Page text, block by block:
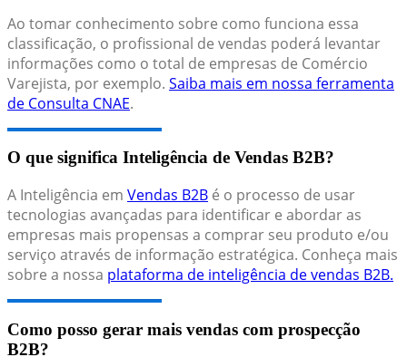
Ao tomar conhecimento sobre como funciona essa
classificação, o profissional de vendas poderá levantar
informações como o total de empresas de Comércio
Varejista, por exemplo. Saiba mais em nossa ferramenta
de Consulta CNAE.
O que significa Inteligência de Vendas B2B?
A Inteligência em Vendas B2B é o processo de usar
tecnologias avançadas para identificar e abordar as
empresas mais propensas a comprar seu produto e/ou
serviço através de informação estratégica. Conheça mais
sobre a nossa plataforma de inteligência de vendas B2B.
Como posso gerar mais vendas com prospecção
B2B?